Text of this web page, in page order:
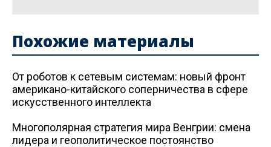
Похожие материалы
От роботов к сетевым системам: новый фронт
американо-китайского соперничества в сфере
искусственного интеллекта
Многополярная стратегия мира Венгрии: смена
лидера и геополитическое постоянство